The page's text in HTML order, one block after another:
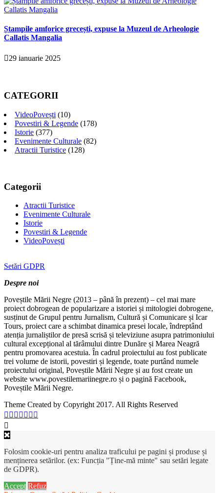
Ștampile amforice grecești, expuse la Muzeul de Arheologie
Callatis Mangalia
29 ianuarie 2025
CATEGORII
VideoPovești (10)
Povestiri & Legende (178)
Istorie (377)
Evenimente Culturale (82)
Atractii Turistice (128)
Categorii
Atractii Turistice
Evenimente Culturale
Istorie
Povestiri & Legende
VideoPovești
Setări GDPR
Despre noi
Poveștile Mării Negre (2013 – până în prezent) – cel mai mare
proiect dobrogean de popularizare a istoriei și mitologiei dobrogene,
susținut de Grupul pentru Jurnalism, Cultură și Comunicare și Icar
Tours, proiect care a schimbat dinamica presei locale, îndreptând
atenția jurnaliștilor de presă scrisă și televiziune asupra patrimoniului
cultural excepțional al tărâmului dintre Dunăre și Marea Neagră
pentru promovarea acestuia. În cadrul proiectului au fost publicate
trei volume de istorii, povestiri și legende, toate purtând numele
proiectului original, Poveștile Mării Negre și au fost create un
website www.povestilemariinegre.ro și o pagină Facebook,
Poveștile Mării Negre.
Theme Created by Copyright 2017. All Rights Reserved
Folosim cookie-uri pentru analiza traficului pe pagini și produse și
menținerea setărilor. (ex: Funcția "Ține-mă minte" sau setări legate
de GDPR).
Accept Refuz